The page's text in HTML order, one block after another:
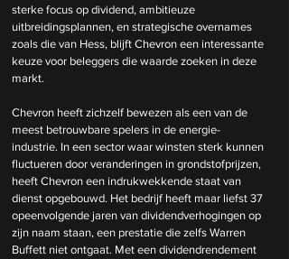
sterke focus op dividend, ambitieuze
uitbreidingsplannen, en strategische overnames
zoals die van Hess, blijft Chevron een interessante
keuze voor beleggers die waarde zoeken in deze
markt.
Chevron heeft zichzelf bewezen als een van de
meest betrouwbare spelers in de energie-
industrie. In een sector waar winsten sterk kunnen
fluctueren door veranderingen in grondstofprijzen,
heeft Chevron een indrukwekkende staat van
dienst opgebouwd. Het bedrijf heeft maar liefst 37
opeenvolgende jaren van dividendverhogingen op
zijn naam staan, een prestatie die zelfs Warren
Buffett niet ontgaat. Met een dividendrendement